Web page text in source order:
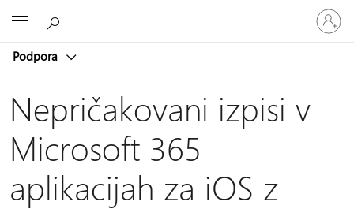
Podpora
Vpišite
se
v
račun
Nepričakovani izpisi v
Microsoft 365
aplikacijah za iOS z